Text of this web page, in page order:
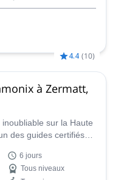
4.4 (10)
à Zermatt,
sur la Haute
des guides certifiés
6 jours
Tous niveaux